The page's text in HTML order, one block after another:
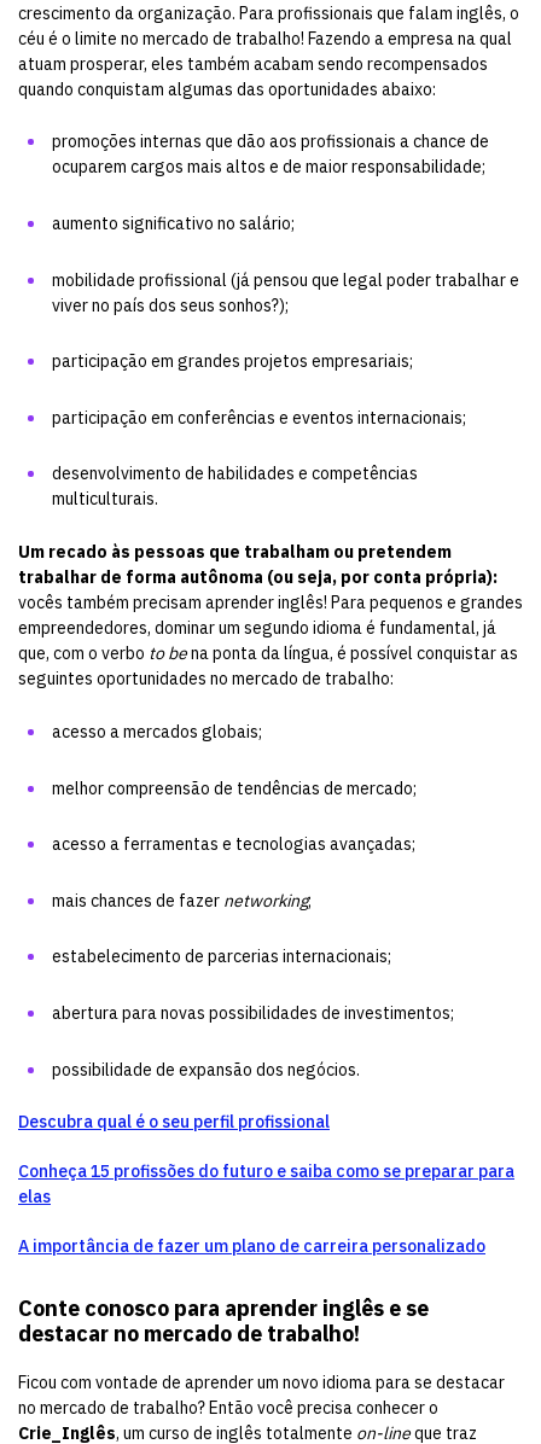
crescimento da organização. Para profissionais que falam inglês, o
céu é o limite no mercado de trabalho! Fazendo a empresa na qual
atuam prosperar, eles também acabam sendo recompensados
quando conquistam algumas das oportunidades abaixo:
promoções internas que dão aos profissionais a chance de
ocuparem cargos mais altos e de maior responsabilidade;
aumento significativo no salário;
mobilidade profissional (já pensou que legal poder trabalhar e
viver no país dos seus sonhos?);
participação em grandes projetos empresariais;
participação em conferências e eventos internacionais;
desenvolvimento de habilidades e competências
multiculturais.
Um recado às pessoas que trabalham ou pretendem
trabalhar de forma autônoma (ou seja, por conta própria):
vocês também precisam aprender inglês! Para pequenos e grandes
empreendedores, dominar um segundo idioma é fundamental, já
que, com o verbo to bena ponta da língua, é possível conquistar as
seguintes oportunidades no mercado de trabalho:
acesso a mercados globais;
melhor compreensão de tendências de mercado;
acesso a ferramentas e tecnologias avançadas;
mais chances de fazer networking;
estabelecimento de parcerias internacionais;
abertura para novas possibilidades de investimentos;
possibilidade de expansão dos negócios.
Descubra qual é o seu perfil profissional
Conheça 15 profissões do futuro e saiba como se preparar para
elas
A importância de fazer um plano de carreira personalizado
Conte conosco para aprender inglês e se
destacar no mercado de trabalho!
Ficou com vontade de aprender um novo idioma para se destacar
no mercado de trabalho? Então você precisa conhecer o
Crie_Inglês, um curso de inglês totalmente on-lineque traz